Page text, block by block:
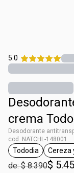
5.0
crema
Desodorante
cod. NATCHL-148001
general.tag
Tododia Cereza
de: $ 8.390$